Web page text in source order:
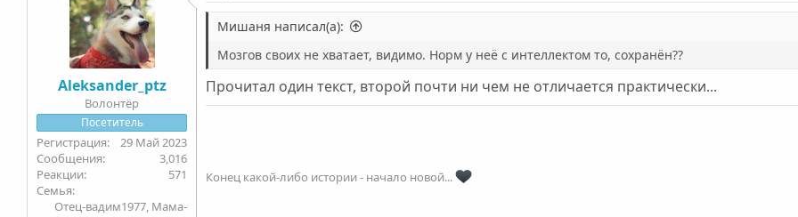
и
:
Aleksander_ptz
Волонтëр
Посетитель
29 Май 2023
3,016
571
Семья
Отец-вадим1977, Мама-
Мишаня написал(а):
Мозгов своих не хватает, видимо. Норм у неё с интеллектом то, сохранён??
Прочитал один текст, второй почти ни чем не отличается практически...
Конец какой-либо истории - начало новой...